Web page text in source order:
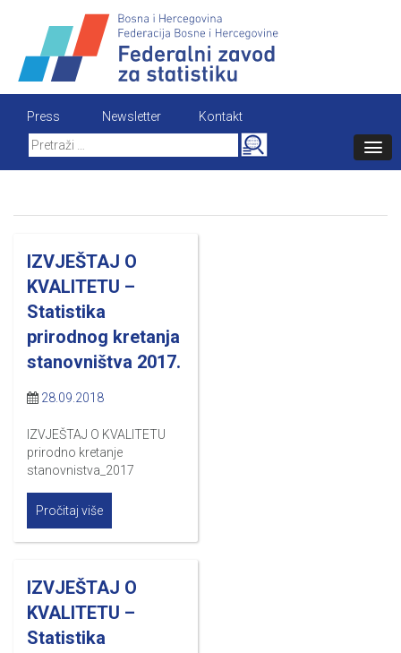
content
Press Newsletter
Kontakt
Search
for:
IZVJEŠTAJ O
KVALITETU –
Statistika
prirodnog kretanja
stanovništva 2017.
28.09.2018
IZVJEŠTAJ O KVALITETU
prirodno kretanje
stanovnistva_2017
Pročitaj više
IZVJEŠTAJ O
KVALITETU –
Statistika